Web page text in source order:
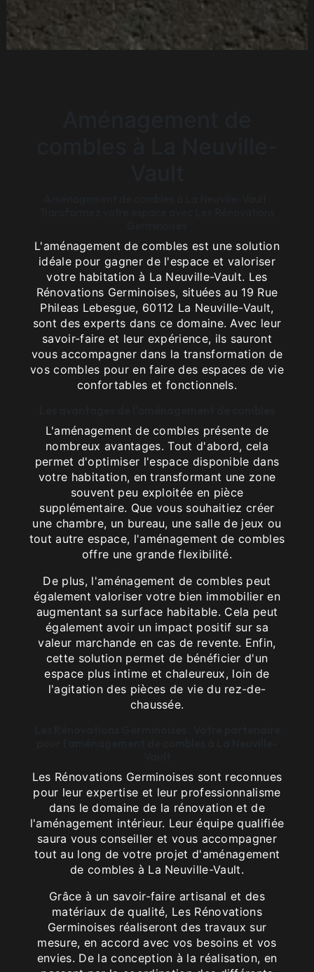
L'aménagement de combles est une solution
idéale pour gagner de l'espace et valoriser
votre habitation à La Neuville-Vault. Les
Rénovations Germinoises, situées au 19 Rue
Phileas Lebesgue, 60112 La Neuville-Vault,
sont des experts dans ce domaine. Avec leur
savoir-faire et leur expérience, ils sauront
vous accompagner dans la transformation de
vos combles pour en faire des espaces de vie
confortables et fonctionnels.
L'aménagement de combles présente de
nombreux avantages. Tout d'abord, cela
permet d'optimiser l'espace disponible dans
votre habitation, en transformant une zone
souvent peu exploitée en pièce
supplémentaire. Que vous souhaitiez créer
une chambre, un bureau, une salle de jeux ou
tout autre espace, l'aménagement de combles
offre une grande flexibilité.
De plus, l'aménagement de combles peut
également valoriser votre bien immobilier en
augmentant sa surface habitable. Cela peut
également avoir un impact positif sur sa
valeur marchande en cas de revente. Enfin,
cette solution permet de bénéficier d'un
espace plus intime et chaleureux, loin de
l'agitation des pièces de vie du rez-de-
chaussée.
Les Rénovations Germinoises sont reconnues
pour leur expertise et leur professionnalisme
dans le domaine de la rénovation et de
l'aménagement intérieur. Leur équipe qualifiée
saura vous conseiller et vous accompagner
tout au long de votre projet d'aménagement
de combles à La Neuville-Vault.
Grâce à un savoir-faire artisanal et des
matériaux de qualité, Les Rénovations
Germinoises réaliseront des travaux sur
mesure, en accord avec vos besoins et vos
envies. De la conception à la réalisation, en